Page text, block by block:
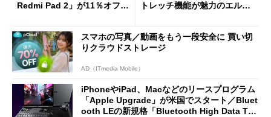
Redmi Pad 2」が11％オフの
トレッチ機能が魅力のエルゴ
スマホの写真／動画をもう一段安全に 買い切
りクラウドストレージ
AD（ITmedia Mobile）
iPhoneやiPad、Macなどのリースプログラム
「Apple Upgrade」が米国でスタート／Bluet
ooth LEの新規格「Bluetooth High Data Thr